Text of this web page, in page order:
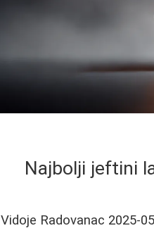
Najbolji jeftini
Vidoje Radovanac 2025-